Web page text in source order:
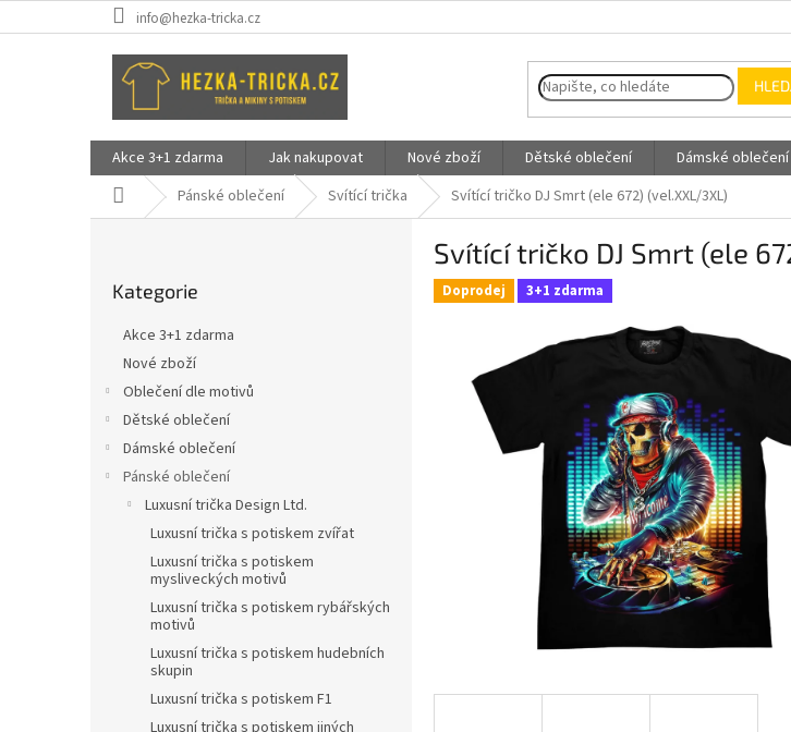
na
info@hezka-tricka.cz
Akce 3+1 zdarma Jak nakupovat Nové zboží Dětské oblečení Dámské oblečení
Domů Pánské oblečení Svítící trička Svítící tričko DJ Smrt (ele 672) (vel.XXL/3XL)
kategorie
Kategorie
Akce 3+1 zdarma
Nové zboží
Oblečení dle motivů
Dětské oblečení
Dámské oblečení
Pánské oblečení
Luxusní trička Design Ltd.
Luxusní trička s potiskem zvířat
Luxusní trička s potiskem
mysliveckých motivů
Luxusní trička s potiskem rybářských
motivů
Luxusní trička s potiskem hudebních
skupin
Luxusní trička s potiskem F1
Luxusní trička s potiskem jiných
Svítící tričko DJ Smrt (ele
Doprodej 3+1 zdarma